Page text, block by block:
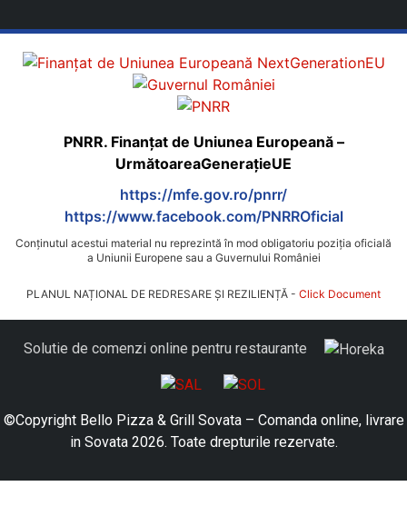
PNRR. Finanțat de Uniunea Europeană –
UrmătoareaGenerațieUE
https://mfe.gov.ro/pnrr/
https://www.facebook.com/PNRROficial
Conținutul acestui material nu reprezintă în mod obligatoriu poziția oficială
a Uniunii Europene sau a Guvernului României
PLANUL NAȚIONAL DE REDRESARE ȘI REZILIENȚĂ - Click Document
Solutie de comenzi online pentru restaurante
©Copyright Bello Pizza & Grill Sovata – Comanda online, livrare
in Sovata 2026. Toate drepturile rezervate.